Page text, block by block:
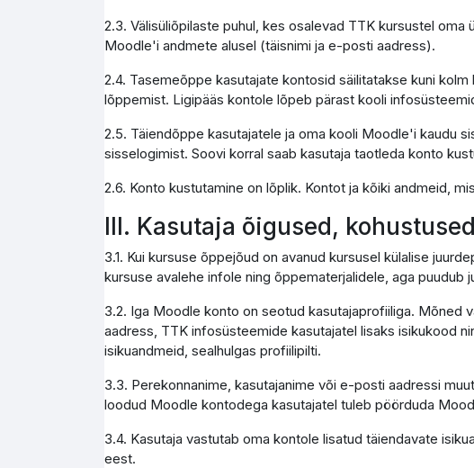
2.3. Välisüliõpilaste puhul, kes osalevad TTK kursustel
Moodle'i andmete alusel (täisnimi ja e-posti aadress).
2.4. Tasemeõppe kasutajate kontosid säilitatakse kuni
lõppemist. Ligipääs kontole lõpeb pärast kooli
2.5. Täiendõppe kasutajatele ja oma kooli Moodle'i kaudu
sisselogimist. Soovi korral saab kasutaja taotleda konto
2.6. Konto kustutamine on lõplik. Kontot ja kõiki andmeid,
III. Kasutaja õigused,
3.1. Kui kursuse õppejõud on avanud kursusel külalise
kursuse avalehe infole ning õppematerjalidele, aga
3.2. Iga Moodle konto on seotud kasutajaprofiiliga. Mõned
aadress, TTK infosüsteemide kasutajatel lisaks isikukood
isikuandmeid, sealhulgas profiilipilti.
3.3. Perekonnanime, kasutajanime või e-posti aadressi
loodud Moodle kontodega kasutajatel tuleb pöörduda
3.4. Kasutaja vastutab oma kontole lisatud täiendavate
eest.